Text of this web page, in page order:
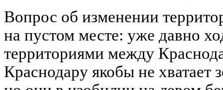
Вопрос об изменении
на пустом месте: уже давно
территориями между
Краснодару якобы не хватает